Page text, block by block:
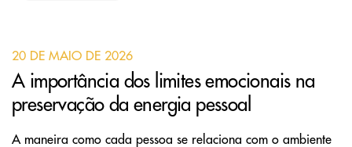
20 DE MAIO DE 2026
A importância dos limites emocionais na
preservação da energia pessoal
A maneira como cada pessoa se relaciona com o ambiente